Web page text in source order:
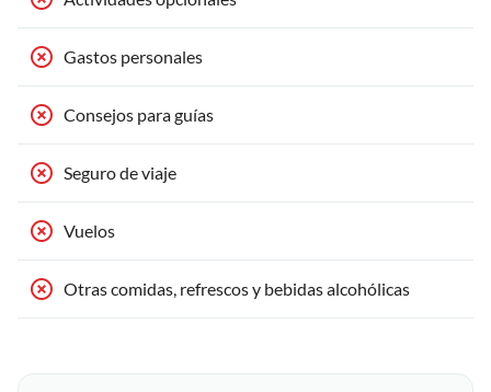
Gastos personales
Consejos para guías
Seguro de viaje
Vuelos
Otras comidas, refrescos y bebidas alcohólicas